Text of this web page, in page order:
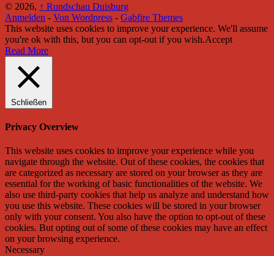
© 2026, ↑ Rundschau Duisburg
Anmelden - Von Wordpress - Gabfire Themes
This website uses cookies to improve your experience. We'll assume
you're ok with this, but you can opt-out if you wish.Accept
Read More
Schließen
Privacy Overview
This website uses cookies to improve your experience while you
navigate through the website. Out of these cookies, the cookies that
are categorized as necessary are stored on your browser as they are
essential for the working of basic functionalities of the website. We
also use third-party cookies that help us analyze and understand how
you use this website. These cookies will be stored in your browser
only with your consent. You also have the option to opt-out of these
cookies. But opting out of some of these cookies may have an effect
on your browsing experience.
Necessary